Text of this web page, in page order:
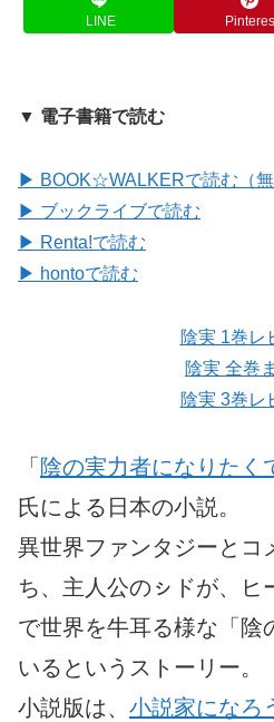
LINE
▼ 電子書籍で読む
▶ BOOK☆WALKERで読む（無
▶ ブックライブで読む
▶ Renta!で読む
▶ hontoで読む
陰実 1巻レ
陰実 全巻
陰実 3巻レ
「 陰の実力者になりたく
氏による日本の小説。
異世界ファンタジーとコ
ち、主人公のㇱドが、ヒ
で世界を牛耳る様な「陰
いるというストーリー。
小説版は、 小説家になろ